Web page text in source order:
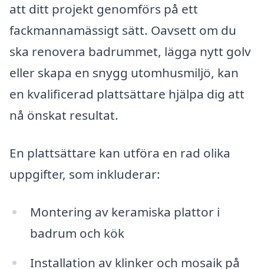
att ditt projekt genomförs på ett
fackmannamässigt sätt. Oavsett om du
ska renovera badrummet, lägga nytt golv
eller skapa en snygg utomhusmiljö, kan
en kvalificerad plattsättare hjälpa dig att
nå önskat resultat.
En plattsättare kan utföra en rad olika
uppgifter, som inkluderar:
Montering av keramiska plattor i
badrum och kök
Installation av klinker och mosaik på